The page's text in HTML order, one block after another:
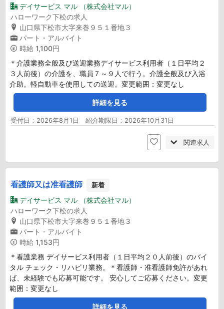
デイサービス マル （株式会社マル）
ハローワーク下松の求人
山口県下松市大字来巻９５１番地３
パート・アルバイト
時給 1,100円
＊介護業務全般及び送迎業務デイサービス利用者（１日平均２
３人前後）の介護を、職員７～９人で行う。介護全般及び入浴
介助。軽自動車を使用しての送迎。変更範囲：変更なし
詳細を見る
受付日：2026年8月1日 紹介期限日：2026年10月31日
関連求人
看護師又は准看護師 新着
デイサービス マル （株式会社マル）
ハローワーク下松の求人
山口県下松市大字来巻９５１番地３
パート・アルバイト
時給 1,153円
＊看護業務 デイサービス利用者（１日平均２０人前後）のバイ
タル チェック・リハビリ業務。＊看護師・准看護師免許があれ
ば、未経験でも応募可能です。 安心してご応募ください。変更
範囲：変更なし
詳細を見る